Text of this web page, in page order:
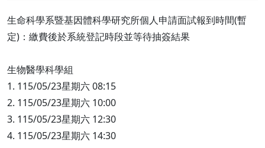
生命科學系暨基因體科學研究所個人申請面試報到時間(暫
定)：繳費後於系統登記時段並等待抽簽結果
生物醫學科學組
1. 115/05/23星期六 08:15
2. 115/05/23星期六 10:00
3. 115/05/23星期六 12:30
4. 115/05/23星期六 14:30